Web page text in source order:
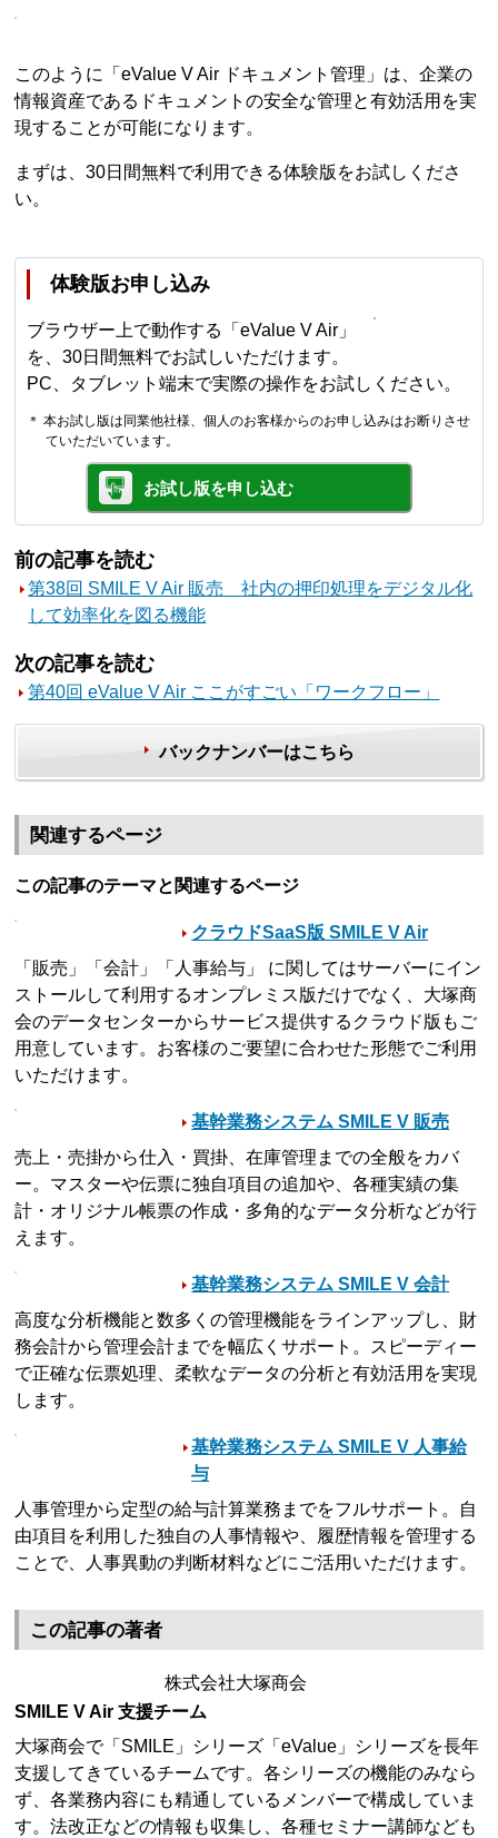
このように「eValue V Air ドキュメント管理」は、企業の
情報資産であるドキュメントの安全な管理と有効活用を実
現することが可能になります。
まずは、30日間無料で利用できる体験版をお試しくださ
い。
体験版お申し込み
ブラウザー上で動作する「eValue V Air」
を、30日間無料でお試しいただけます。
PC、タブレット端末で実際の操作をお試しください。
＊ 本お試し版は同業他社様、個人のお客様からのお申し込みはお断りさせ
ていただいています。
お試し版を申し込む
前の記事を読む
第38回 SMILE V Air 販売 社内の押印処理をデジタル化
して効率化を図る機能
次の記事を読む
第40回 eValue V Air ここがすごい「ワークフロー」
バックナンバーはこちら
関連するページ
この記事のテーマと関連するページ
クラウドSaaS版 SMILE V Air
「販売」「会計」「人事給与」 に関してはサーバーにイン
ストールして利用するオンプレミス版だけでなく、大塚商
会のデータセンターからサービス提供するクラウド版もご
用意しています。お客様のご要望に合わせた形態でご利用
いただけます。
基幹業務システム SMILE V 販売
売上・売掛から仕入・買掛、在庫管理までの全般をカバ
ー。マスターや伝票に独自項目の追加や、各種実績の集
計・オリジナル帳票の作成・多角的なデータ分析などが行
えます。
基幹業務システム SMILE V 会計
高度な分析機能と数多くの管理機能をラインアップし、財
務会計から管理会計までを幅広くサポート。スピーディー
で正確な伝票処理、柔軟なデータの分析と有効活用を実現
します。
基幹業務システム SMILE V 人事給
与
人事管理から定型の給与計算業務までをフルサポート。自
由項目を利用した独自の人事情報や、履歴情報を管理する
ことで、人事異動の判断材料などにご活用いただけます。
この記事の著者
株式会社大塚商会
SMILE V Air 支援チーム
大塚商会で「SMILE」シリーズ「eValue」シリーズを長年
支援してきているチームです。各シリーズの機能のみなら
ず、各業務内容にも精通しているメンバーで構成していま
す。法改正などの情報も収集し、各種セミナー講師なども